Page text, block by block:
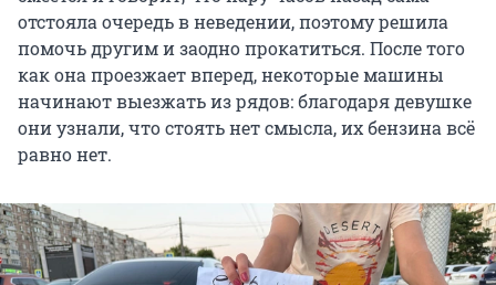
отстояла очередь в неведении, поэтому решила
помочь другим и заодно прокатиться. После того
как она проезжает вперед, некоторые машины
начинают выезжать из рядов: благодаря девушке
они узнали, что стоять нет смысла, их бензина всё
равно нет.